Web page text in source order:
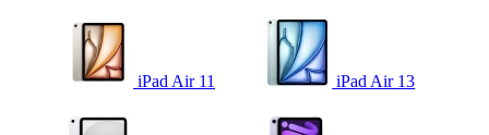
iPad Air 11 iPad Air 13